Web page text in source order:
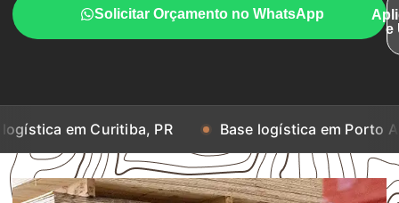
Solicitar Orçamento no WhatsApp
e
Curitiba, PR Base logística em Porto Alegre, RS